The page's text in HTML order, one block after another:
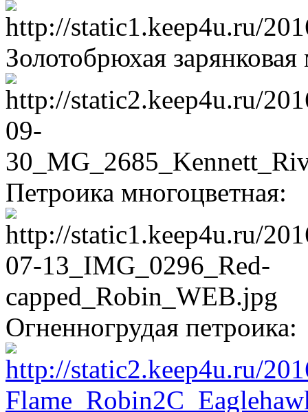
Золотобрюхая
Петроика многоцветная:
Огненногрудая петроика: